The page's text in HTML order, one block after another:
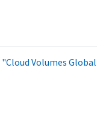
"Cloud Volumes Global